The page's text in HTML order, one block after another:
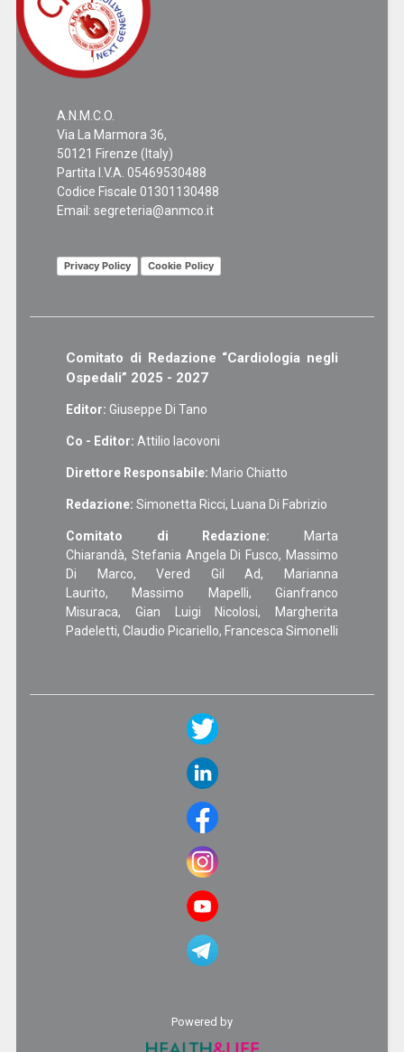
A.N.M.C.O.
Via La Marmora 36,
50121 Firenze (Italy)
Partita I.V.A. 05469530488
Codice Fiscale 01301130488
Email: segreteria@anmco.it
Privacy Policy Cookie Policy
Comitato di Redazione “Cardiologia negli
Ospedali” 2025 - 2027
Editor: Giuseppe Di Tano
Co - Editor: Attilio Iacovoni
Direttore Responsabile: Mario Chiatto
Redazione: Simonetta Ricci, Luana Di Fabrizio
Comitato di Redazione: Marta
Chiarandà, Stefania Angela Di Fusco, Massimo
Di Marco, Vered Gil Ad, Marianna
Laurito, Massimo Mapelli, Gianfranco
Misuraca, Gian Luigi Nicolosi, Margherita
Padeletti, Claudio Picariello, Francesca Simonelli
Powered by